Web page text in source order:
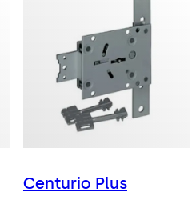
Centurio Plus